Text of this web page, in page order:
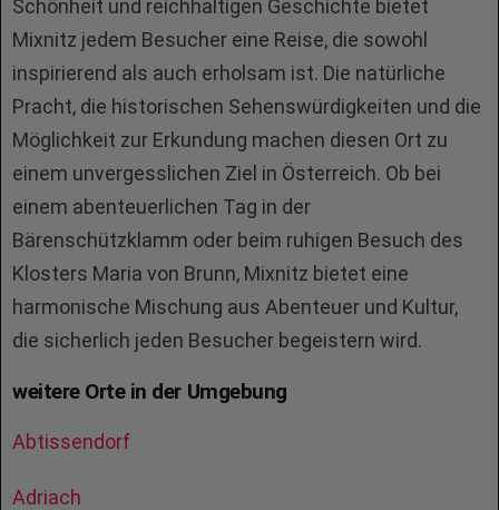
Schönheit und reichhaltigen Geschichte bietet
Mixnitz jedem Besucher eine Reise, die sowohl
inspirierend als auch erholsam ist. Die natürliche
Pracht, die historischen Sehenswürdigkeiten und die
Möglichkeit zur Erkundung machen diesen Ort zu
einem unvergesslichen Ziel in Österreich. Ob bei
einem abenteuerlichen Tag in der
Bärenschützklamm oder beim ruhigen Besuch des
Klosters Maria von Brunn, Mixnitz bietet eine
harmonische Mischung aus Abenteuer und Kultur,
die sicherlich jeden Besucher begeistern wird.
weitere Orte in der Umgebung
Abtissendorf
Adriach